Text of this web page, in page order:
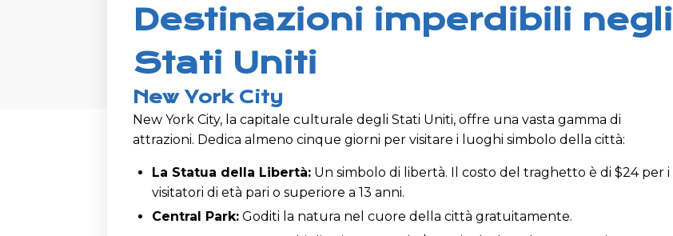
Destinazioni imperdibili negli
Stati Uniti
New York City
New York City, la capitale culturale degli Stati Uniti, offre una vasta gamma di
attrazioni. Dedica almeno cinque giorni per visitare i luoghi simbolo della città:
La Statua della Libertà: Un simbolo di libertà. Il costo del traghetto è di $24 per i
visitatori di età pari o superiore a 13 anni.
Central Park: Goditi la natura nel cuore della città gratuitamente.